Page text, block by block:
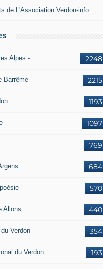
de L'Association Verdon-info
2248
Alpes -
2215
Barrême
1193
1097
769
684
570
440
Allons
354
Verdon
193
du Verdon